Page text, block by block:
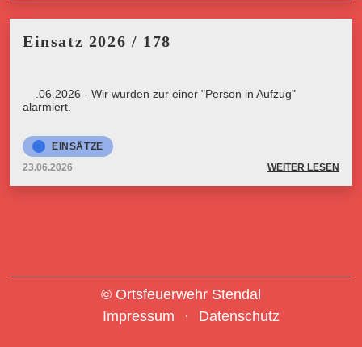
Einsatz 2026 / 178
23.06.2026 - Wir wurden zur einer "Person in Aufzug"
alarmiert.
EINSÄTZE
23.06.2026
WEITER LESEN
© Ortsfeuerwehr Stendal
Impressum
Datenschutz